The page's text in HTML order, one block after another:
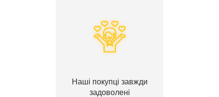
Наші покупці завжди
задоволені